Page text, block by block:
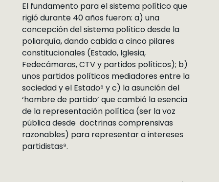
El fundamento para el sistema político que
rigió durante 40 años fueron: a) una
concepción del sistema político desde la
poliarquía, dando cabida a cinco pilares
constitucionales (Estado, Iglesia,
Fedecámaras, CTV y partidos políticos); b)
unos partidos políticos mediadores entre la
sociedad y el Estado⁸ y c) la asunción del
‘hombre de partido’ que cambió la esencia
de la representación política (ser la voz
pública desde doctrinas comprensivas
razonables) para representar a intereses
partidistas⁹.